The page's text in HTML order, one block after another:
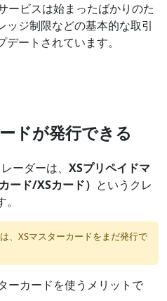
ービスは始まったばかりのた
ジ制限などの基本的な取引
ートされています。
ドが発行できる
ーダーは、 XSプリペイドマ
ード/XSカード） というクレ
、XSマスターカードをまだ発行で
ーカードを使うメリットで